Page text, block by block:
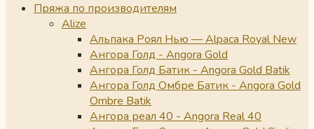
Пряжа по производителям
Alize
Альпака Роял Нью — Alpaca Royal New
Ангора Голд - Angora Gold
Ангора Голд Батик - Angora Gold Batik
Ангора Голд Омбре Батик - Angora Gold
Ombre Batik
Ангора реал 40 - Angora Real 40